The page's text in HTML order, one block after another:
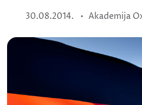
30.08.2014. • Akademija